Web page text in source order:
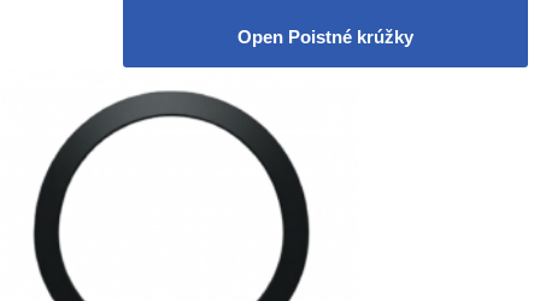
Open Poistné krúžky